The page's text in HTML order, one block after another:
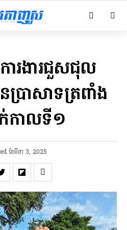
ការងារជួសជុល
ប្រាសាទត្រពាំង
កាលទី១
ខែ​មីនា 3, 2025